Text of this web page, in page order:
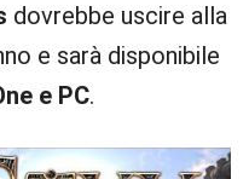
dovrebbe uscire alla
e sarà disponibile
e PC.